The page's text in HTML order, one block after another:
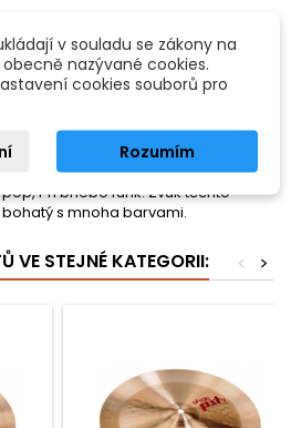
china
pro profesionální bubeníky a
Stylově se hodí spíše do
r'n'bnebo funk. Zvuk těchto
s mnoha barvami.
VE STEJNÉ KATEGORII: >
<
v souladu se zákony na
nazývané cookies.
cookies souborů pro
Rozumím